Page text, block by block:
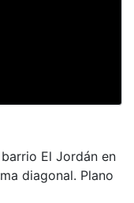
El Jordán en
diagonal. Plano